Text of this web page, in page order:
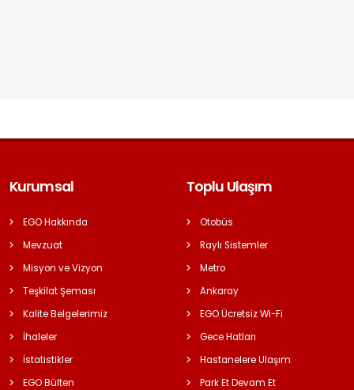
Kurumsal
EGO Hakkında
Mevzuat
Misyon ve Vizyon
Teşkilat Şeması
Kalite Belgelerimiz
İhaleler
İstatistikler
EGO Bülten
Toplu Ulaşım
Otobüs
Raylı Sistemler
Metro
Ankaray
EGO Ücretsiz Wi-Fi
Gece Hatları
Hastanelere Ulaşım
Park Et Devam Et